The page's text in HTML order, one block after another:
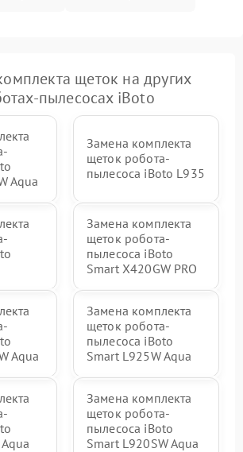
щеток на других
пылесосах iBoto
Aqua
Замена комплекта
щеток робота-
пылесоса iBoto L935
Замена комплекта
щеток робота-
пылесоса iBoto
Smart Х420GW PRO
Aqua
Замена комплекта
щеток робота-
пылесоса iBoto
Smart L925W Aqua
Замена комплекта
щеток робота-
пылесоса iBoto
Smart L920SW Aqua